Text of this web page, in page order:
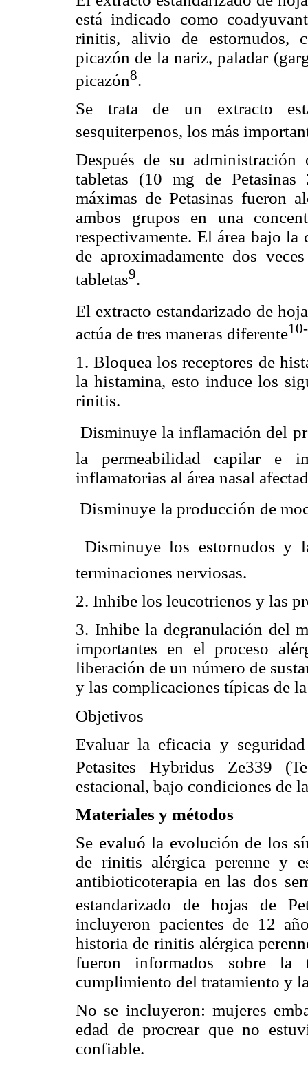
está indicado como
rinitis, alivio de estornudos,
picazón de la nariz, paladar
picazón8.
Se trata de un extracto
sesquiterpenos, los más
Después de su
tabletas (10 mg de Petasinas
máximas de Petasinas fueron
ambos grupos en una
respectivamente. El área bajo
de aproximadamente dos
tabletas9.
El extracto estandarizado de
actúa de tres maneras diferente
1. Bloquea los receptores de
la histamina, esto induce los
rinitis.
 Disminuye la inflamación del
la permeabilidad capilar e
inflamatorias al área nasal
 Disminuye la producción de
 Disminuye los estornudos
terminaciones nerviosas.
2. Inhibe los leucotrienos y las
3. Inhibe la degranulación del
importantes en el proceso
liberación de un número de
y las complicaciones típicas de
Objetivos
Evaluar la eficacia y
Petasites Hybridus Ze339
estacional, bajo condiciones de
Materiales y métodos
Se evaluó la evolución de los
de rinitis alérgica perenne y
antibioticoterapia en las dos
estandarizado de hojas de
incluyeron pacientes de 12
historia de rinitis alérgica
fueron informados sobre la
cumplimiento del tratamiento y
No se incluyeron: mujeres
edad de procrear que no
confiable.